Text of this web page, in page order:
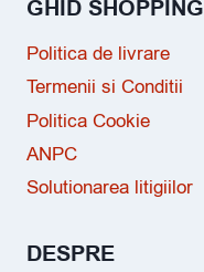
GHID SHOPPING
Politica de livrare
Termenii si Conditii
Politica Cookie
ANPC
Solutionarea litigiilor
DESPRE